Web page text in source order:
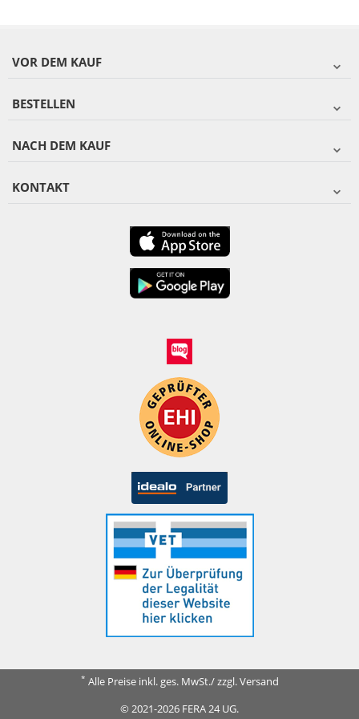
VOR DEM KAUF
BESTELLEN
NACH DEM KAUF
KONTAKT
* Alle Preise inkl. ges. MwSt./ zzgl. Versand
© 2021-2026 FERA 24 UG.